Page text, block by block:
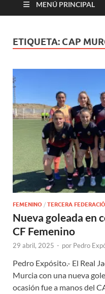
MENÚ PRINCIPAL
ETIQUETA: CAP
FEMENINO / TERCERA
Nueva goleada en
CF Femenino
29 abril, 2025 - por Pedro
Pedro Expósito.- El Real
Murcia con una nueva
ocasión fue a manos del